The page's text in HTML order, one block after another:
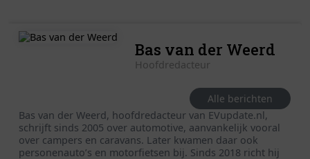
Bas van der Weerd
Hoofdredacteur
Alle berichten
Bas van der Weerd, hoofdredacteur van EVupdate.nl,
schrijft sinds 2005 over automotive, aanvankelijk vooral
over campers en caravans. Later kwamen daar ook
personenauto’s en motorfietsen bij. Sinds 2018 richt hij